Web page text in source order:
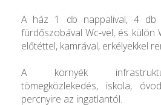
A ház 1 db nappalival, 4 db
fürdőszobával Wc-vel, és külön
előtéttel, kamrával, erkélyekkel
A környék
tömegközlekedés, iskola,
percnyire az ingatlantól.